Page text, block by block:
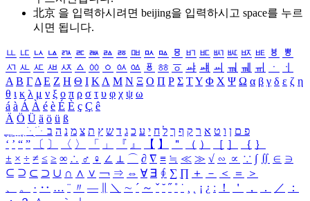
北京 을 입력하시려면 beijing을 입력하시고 space를 누르
시면 됩니다.
ㅥ ㅦ ㅧ ㅨ ㅩ ㅪ ㅫ ㅬ ㅭ ㅮ ㅯ ㅰ ㅱ ㅲ ㅳ ㅴ ㅵ ㅶ ㅷ ㅸ
ㅹ
ㅺ ㅻ ㅼ ㅽ ㅾ ㅿ ㆀ ㆁ ㆂ ㆃ ㆄ ㆅ ㆆ ㆇ ㆈ ㆉ ㆊ ㆋ ㆌ ㆍ
ㆎ
Α Β ΓΔ Ε Ζ Η Θ Ι ΚΛ Μ Ν Ξ Ο Π Ρ Σ ΤΥ Φ Χ Ψ Ω α β γ δ ε ζ η
θ ι κ λ μ ν ξ ο π ρ σ τ υ φ χ ψ ω
á à Á À é è É È ç Ç ê
Ä Ö Ü ä ö ü ß
ִֶֹ ֻּ ׁׂ פ ם ן ו ט א ר ק ף ך ל ח י ע כ ג ד ש ץ ת צ מ נ ה ב
‘ ’ “ ” 〔 〕 〈 〉 「 」 『 』 【 】 ＂ （ ） ［ ］ ｛ ｝
± × ÷ ≠ ≤ ≥ ∞ ∴ ♂ ♀ ∠ ⊥ ⌒ ∂ ∇ ≡ ≒ ≪ ≫ √ ∽ ∝ ∵ ∫ ∬ ∈ ∋
⊆ ⊇ ⊂ ⊃ ∪ ∩ ∧ ∨ ￢ ⇒ ⇔ ∀ ∃ ∮ ∑ ∏ ＋ － ＜ ＝
＞
、
。 · ‥ … ¨ 〃 ― ＼ ∼ ´ ～ ˇ ˘ ˝ ˚ ˙ ¸ ¡ ¿ ː ！ ＇ ， ． ／
：